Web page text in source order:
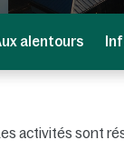
alentours
activités sont